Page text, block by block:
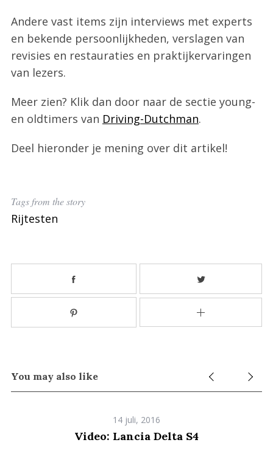
Andere vast items zijn interviews met experts
en bekende persoonlijkheden, verslagen van
revisies en restauraties en praktijkervaringen
van lezers.
Meer zien? Klik dan door naar de sectie young-
en oldtimers van Driving-Dutchman.
Deel hieronder je mening over dit artikel!
Tags from the story
Rijtesten
You may also like
14 juli, 2016
Video: Lancia Delta S4
a
r